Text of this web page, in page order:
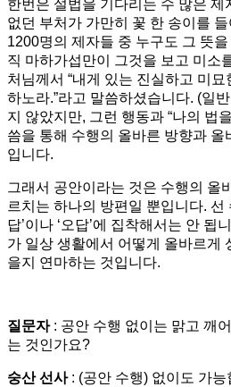
한번은 설법을 기다리는 수 많은 제
없던 부처가 가만히 꽃 한 송이를
1200명의 제자들 중 누구도 그 뜻
직 마하가섭만이 그것을 보고 미소
처님께서 “내게 있는 진실하고 미
하노라.”라고 말씀하셨습니다. (일
지 않았지만, 그런 행동과 “나의 법
씀을 통해 수행의 올바른 방향과 올
입니다.
그래서 공안이라는 것은 수행의 올
르치는 하나의 방편일 뿐입니다. 선
답’이나 ‘오답’에 집착해서는 안 됩
가 일상 생활에서 어떻게 올바르게
을지 연마하는 것입니다.
질문자: 공안 수행 없이는 맑고 깨
는 것인가요?
숭산 선사: (공안 수행) 없이도 가능